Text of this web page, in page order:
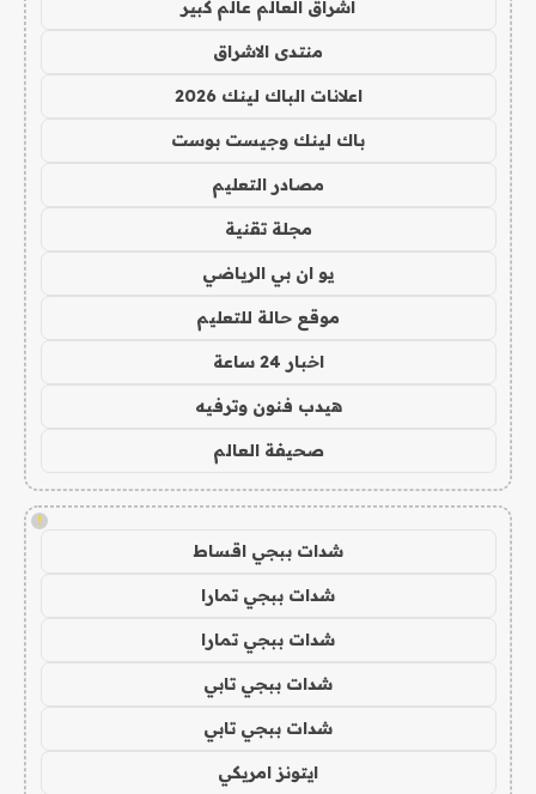
اشراق العالم عالم كبير
منتدى الاشراق
اعلانات الباك لينك 2026
باك لينك وجيست بوست
مصادر التعليم
مجلة تقنية
يو ان بي الرياضي
موقع حالة للتعليم
اخبار 24 ساعة
هيدب فنون وترفيه
صحيفة العالم
!
شدات ببجي اقساط
شدات ببجي تمارا
شدات ببجي تمارا
شدات ببجي تابي
شدات ببجي تابي
ايتونز امريكي